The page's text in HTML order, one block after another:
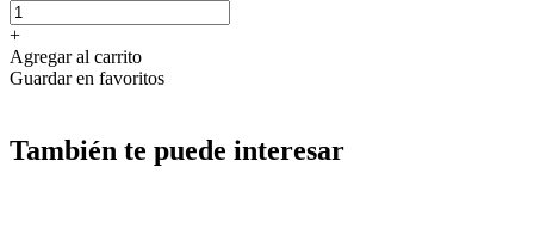
+
Agregar al carrito
Guardar en favoritos
También te puede interesar